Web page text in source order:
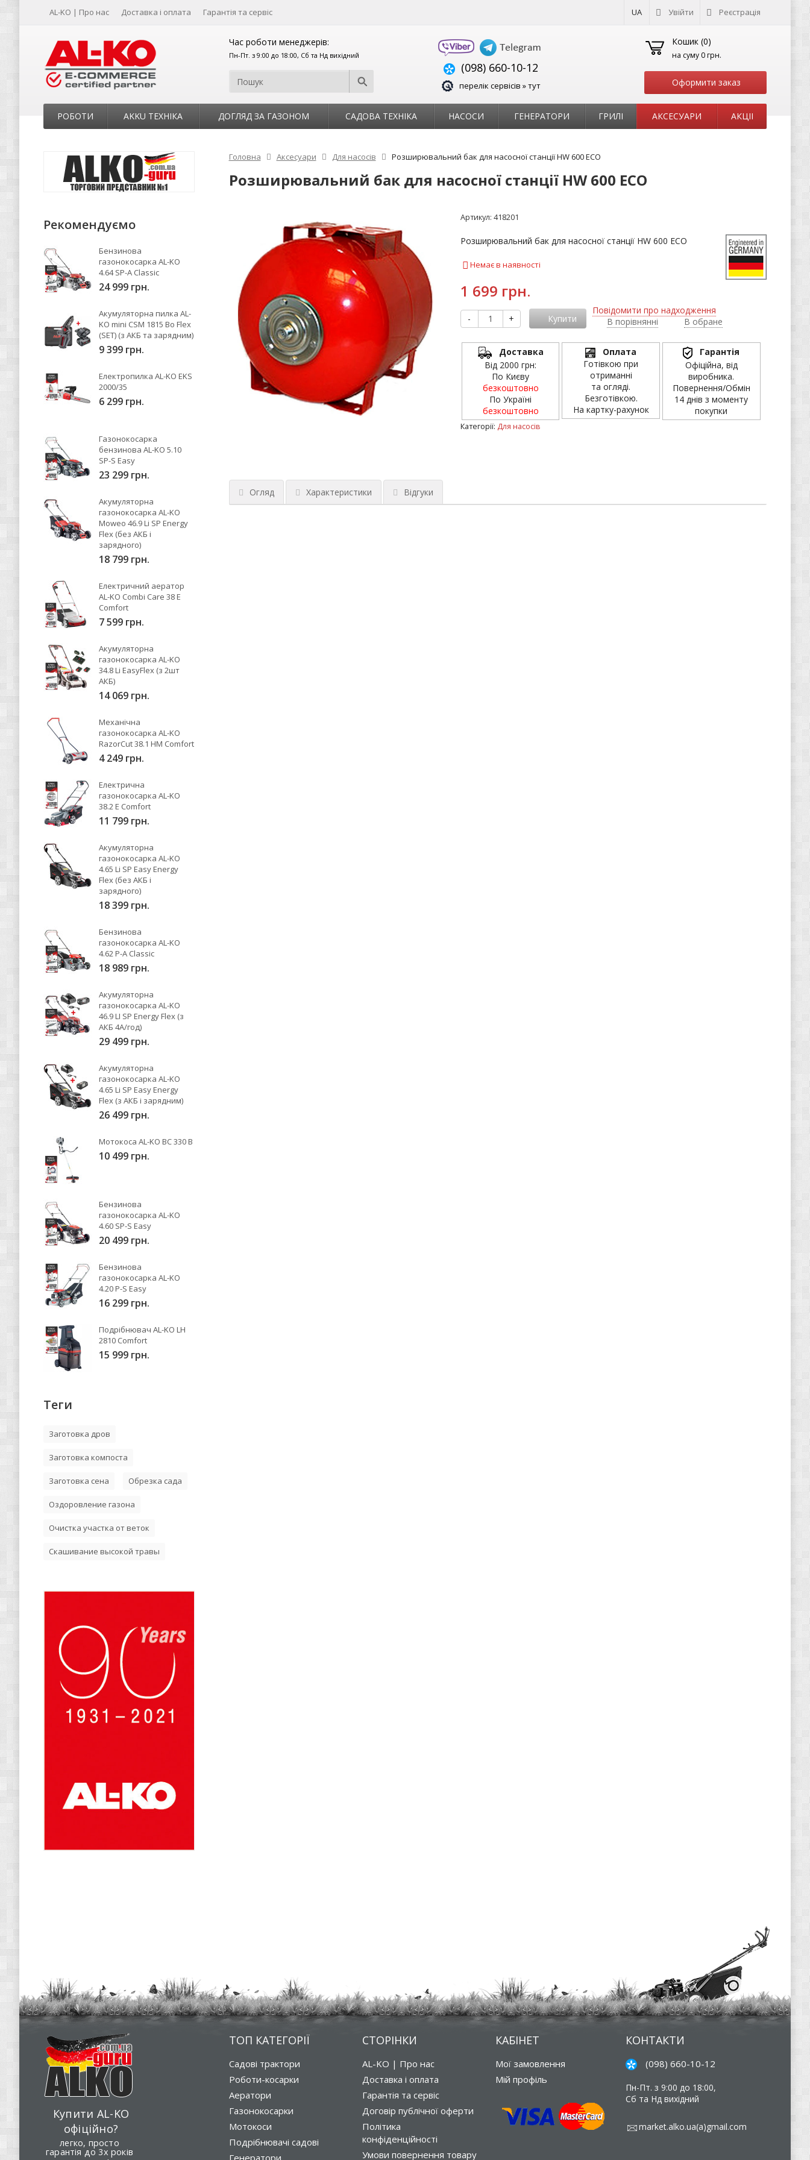
AL-KO | Про нас Доставка і оплата Гарантія та сервіс UA Увійти Реєстрація
Час роботи менеджерів:
Пн-Пт. з 9:00 до 18:00, Сб та Нд вихідний
(098) 660-10-12
перелік сервісів » тут
Кошик (0)
на суму 0 грн.
Оформити заказ
РОБОТИ AKKU ТЕХНІКА ДОГЛЯД ЗА ГАЗОНОМ САДОВА ТЕХНІКА НАСОСИ ГЕНЕРАТОРИ ГРИЛІ АКСЕСУАРИ АКЦІІ
Головна Аксесуари Для насосів Розширювальний бак для насосної станції HW 600 ECO
Розширювальний бак для насосної станції HW 600 ECO
Артикул: 418201
Розширювальний бак для насосної станції HW 600 ECO
Немає в наявності
1 699 грн.
- + Купити
Повідомити про надходження
В порівнянні
В обране
Доставка
Від 2000 грн:
По Києву
безкоштовно
По Україні
безкоштовно
Оплата
Готівкою при
отриманні
та огляді.
Безготівкою.
На картку-рахунок
Гарантія
Офіційна, від
виробника.
Повернення/Обмін
14 днів з моменту
покупки
Категорії: Для насосів
Огляд Характеристики Відгуки
Рекомендуємо
Бензинова
газонокосарка AL-KO
4.64 SP-A Classic
24 999 грн.
Акумуляторна пилка AL-
KO mini CSM 1815 Bo Flex
(SET) (з АКБ та зарядним)
9 399 грн.
Електропилка AL-KO EKS
2000/35
6 299 грн.
Газонокосарка
бензинова AL-KO 5.10
SP-S Easy
23 299 грн.
Акумуляторна
газонокосарка AL-KO
Moweo 46.9 Li SP Energy
Flex (без АКБ і
зарядного)
18 799 грн.
Електричний аератор
AL-KO Combi Care 38 E
Comfort
7 599 грн.
Акумуляторна
газонокосарка AL-KO
34.8 Li EasyFlex (з 2шт
АКБ)
14 069 грн.
Механічна
газонокосарка AL-KO
RazorCut 38.1 HM Comfort
4 249 грн.
Електрична
газонокосарка AL-KO
38.2 E Comfort
11 799 грн.
Акумуляторна
газонокосарка AL-KO
4.65 Li SP Easy Energy
Flex (без АКБ і
зарядного)
18 399 грн.
Бензинова
газонокосарка AL-KO
4.62 P-A Classic
18 989 грн.
Акумуляторна
газонокосарка AL-KO
46.9 LI SP Energy Flex (з
АКБ 4А/год)
29 499 грн.
Акумуляторна
газонокосарка AL-KO
4.65 Li SP Easy Energy
Flex (з АКБ і зарядним)
26 499 грн.
Мотокоса AL-KO BC 330 B
10 499 грн.
Бензинова
газонокосарка AL-KO
4.60 SP-S Easy
20 499 грн.
Бензинова
газонокосарка AL-KO
4.20 P-S Easy
16 299 грн.
Подрібнювач AL-KO LH
2810 Comfort
15 999 грн.
Теги
Заготовка дров
Заготовка компоста
Заготовка сена Обрезка сада
Оздоровление газона
Очистка участка от веток
Скашивание высокой травы
Купити AL-KO
офіційно?
легко, просто
гарантія до 3х років
ТОП КАТЕГОРІЇ
Садові трактори
Роботи-косарки
Аератори
Газонокосарки
Мотокоси
Подрібнювачі садові
СТОРІНКИ
AL-KO | Про нас
Доставка і оплата
Гарантія та сервіс
Договір публічної оферти
Політика
конфіденційності
Умови повернення товару
КАБІНЕТ
Мої замовлення
Мій профіль
КОНТАКТИ
(098) 660-10-12
Пн-Пт. з 9:00 до 18:00,
Сб та Нд вихідний
market.alko.ua(a)gmail.com